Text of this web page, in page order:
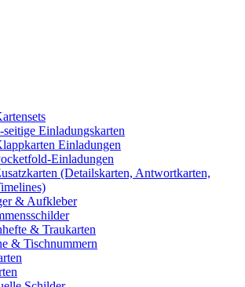
seitige Einladungskarten
Einladungen
Einladungen
(Detailskarten, Antwortkarten,
& Aufkleber
& Traukarten
& Tischnummern